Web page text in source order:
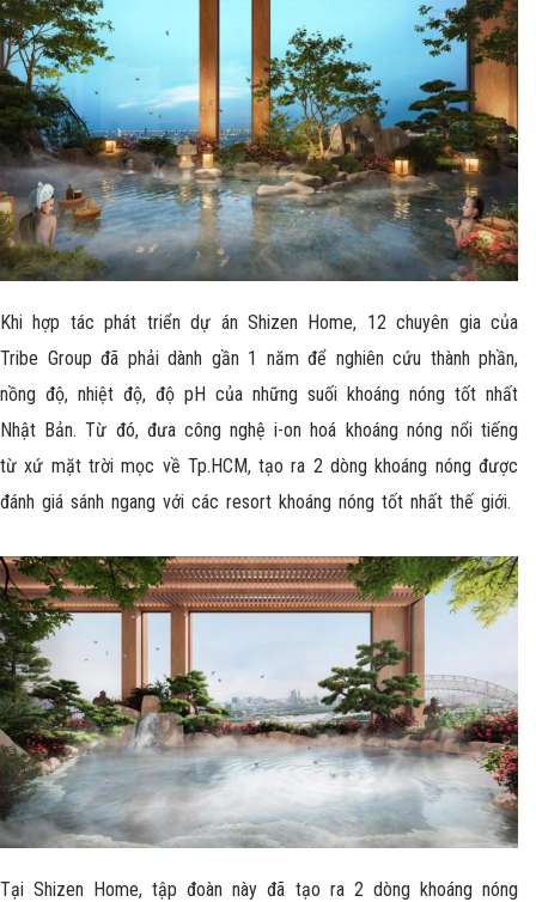
Khi hợp tác phát triển dự án Shizen Home, 12 chuyên gia của
Tribe Group đã phải dành gần 1 năm để nghiên cứu thành phần,
nồng độ, nhiệt độ, độ pH của những suối khoáng nóng tốt nhất
Nhật Bản. Từ đó, đưa công nghệ i-on hoá khoáng nóng nổi tiếng
từ xứ mặt trời mọc về Tp.HCM, tạo ra 2 dòng khoáng nóng được
đánh giá sánh ngang với các resort khoáng nóng tốt nhất thế giới.
Tại Shizen Home, tập đoàn này đã tạo ra 2 dòng khoáng nóng